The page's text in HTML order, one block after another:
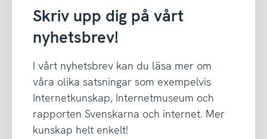
Skriv upp dig på vårt
nyhetsbrev!
I vårt nyhetsbrev kan du läsa mer om
våra olika satsningar som exempelvis
Internetkunskap, Internetmuseum och
rapporten Svenskarna och internet. Mer
kunskap helt enkelt!